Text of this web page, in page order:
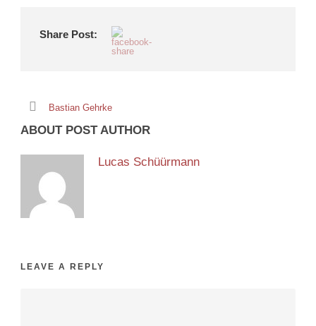
Share Post:
Bastian Gehrke
ABOUT POST AUTHOR
Lucas Schüürmann
LEAVE A REPLY